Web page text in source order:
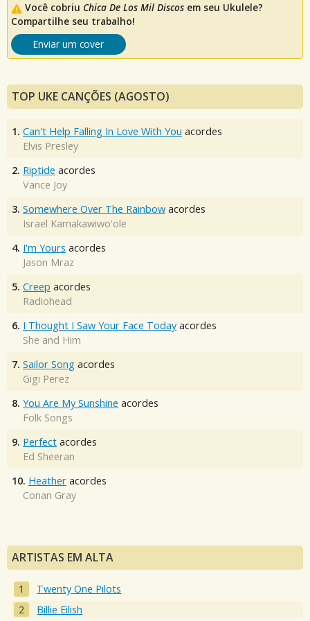
Você cobriu Chica De Los Mil Discos em seu Ukulele?
Compartilhe seu trabalho!
Enviar um cover
TOP UKE CANÇÕES (AGOSTO)
1. Can't Help Falling In Love With You acordes
Elvis Presley
2. Riptide acordes
Vance Joy
3. Somewhere Over The Rainbow acordes
Israel Kamakawiwo'ole
4. I'm Yours acordes
Jason Mraz
5. Creep acordes
Radiohead
6. I Thought I Saw Your Face Today acordes
She and Him
7. Sailor Song acordes
Gigi Perez
8. You Are My Sunshine acordes
Folk Songs
9. Perfect acordes
Ed Sheeran
10. Heather acordes
Conan Gray
ARTISTAS EM ALTA
Twenty One Pilots
Billie Eilish